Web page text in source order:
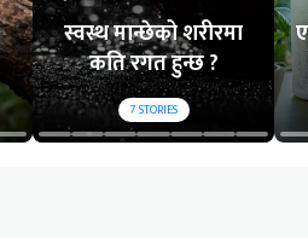
स्वस्थ मान्छेको शरीरमा
कति रगत हुन्छ ?
7STORIES